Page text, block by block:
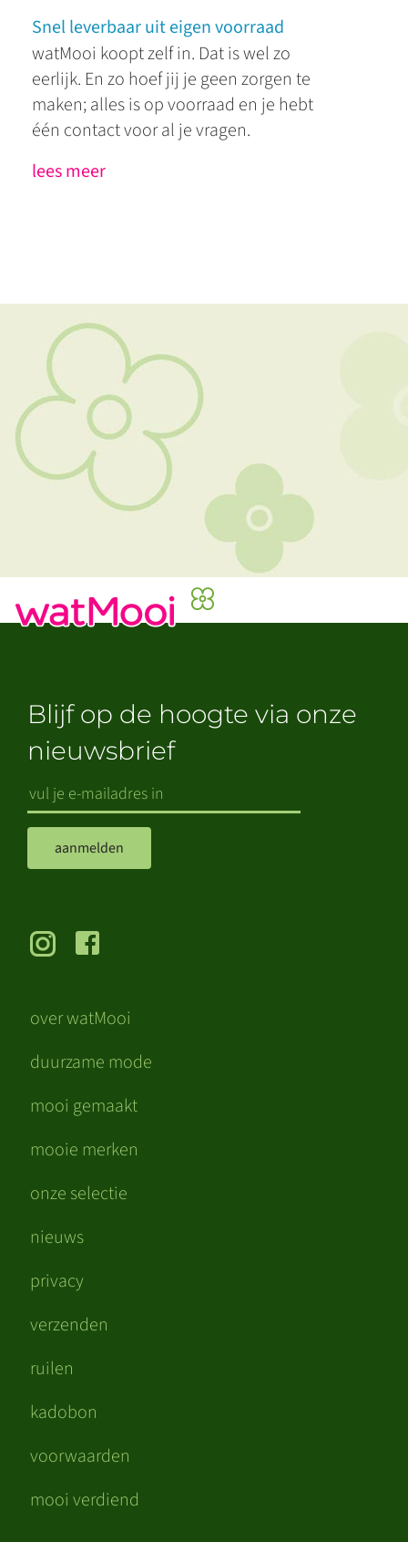
Snel leverbaar uit eigen voorraad
watMooi koopt zelf in. Dat is wel zo
eerlijk. En zo hoef jij je geen zorgen te
maken; alles is op voorraad en je hebt
één contact voor al je vragen.
lees meer
over watMooi
duurzame mode
mooi gemaakt
mooie merken
onze selectie
nieuws
privacy
verzenden
ruilen
kadobon
voorwaarden
mooi verdiend
Blijf op de hoogte via onze
nieuwsbrief
aanmelden